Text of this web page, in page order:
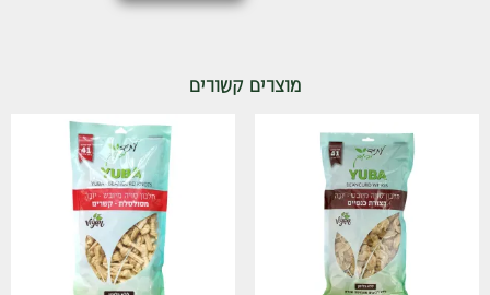
מוצרים קשורים